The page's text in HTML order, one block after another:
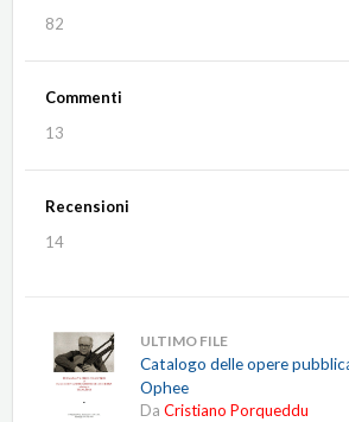
82
Commenti
13
Recensioni
14
ULTIMO FILE
Catalogo delle opere
Ophee
Da Cristiano Porqueddu